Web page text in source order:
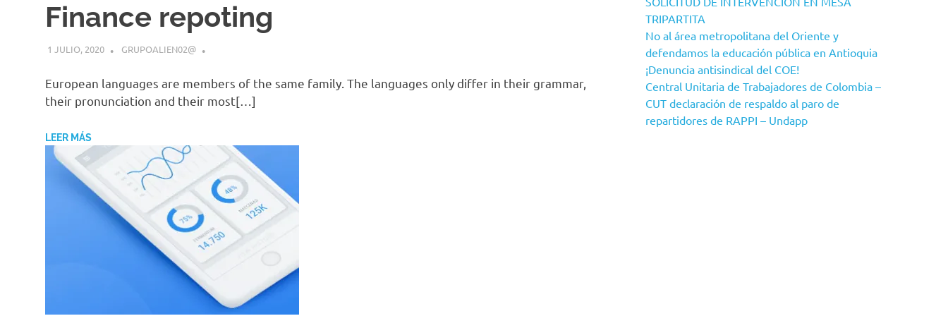
Finance repoting
1 JULIO, 2020 GRUPOALIEN02@
European languages are members of the same family. The languages only differ in their grammar,
their pronunciation and their most[…]
LEER MÁS
TRIPARTITA
No al área metropolitana del Oriente y
defendamos la educación pública en Antioquia
¡Denuncia antisindical del COE!
Central Unitaria de Trabajadores de Colombia –
CUT declaración de respaldo al paro de
repartidores de RAPPI – Undapp